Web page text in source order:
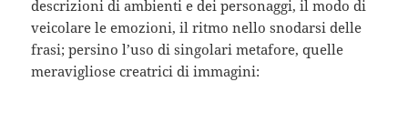
descrizioni di ambienti e dei personaggi, il modo di
veicolare le emozioni, il ritmo nello snodarsi delle
frasi; persino l’uso di singolari metafore, quelle
meravigliose creatrici di immagini: